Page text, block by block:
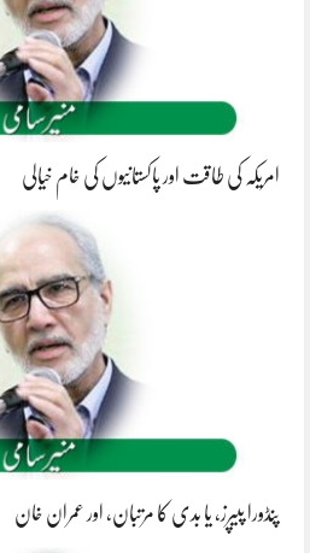
امریکہ کی طاقت اور پاکستانیوں کی خام خیالی
پنڈورا پیپرز، یا بدی کا مرتبان، اور عمران خان